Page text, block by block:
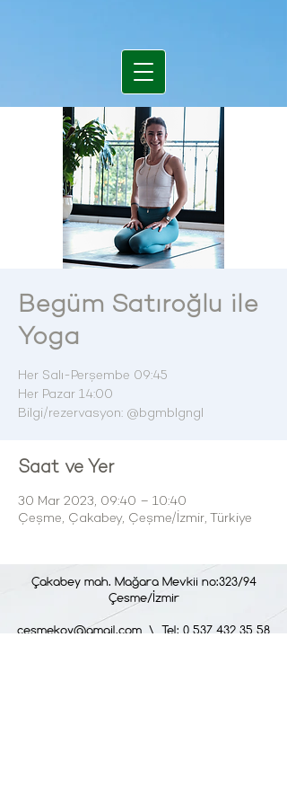
Begüm Satıroğlu ile
Yoga
Her Salı-Perşembe 09:45
Her Pazar 14:00
Bilgi/rezervasyon: @bgmblgngl
Saat ve Yer
30 Mar 2023, 09:40 – 10:40
Çeşme, Çakabey, Çeşme/İzmir, Türkiye
Çakabey mah. Mağara Mevkii no:323/94
Çesme/İzmir
cesmekoy@gmail.com \ Tel: 0 537 432 35 58